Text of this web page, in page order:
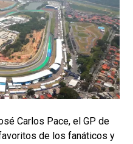
Carlos Pace, el GP de
de los fanáticos y